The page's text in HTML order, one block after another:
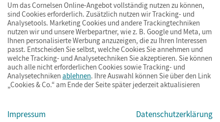
© Cornelsen Verlag 2026
ImpressumAGBDatenschutzBarrierefreiheitCookies & Co.
Um das Cornelsen Online-Angebot vollständig nutzen zu können,
sind Cookies erforderlich. Zusätzlich nutzen wir Tracking- und
Analysetools. Marketing Cookies und andere Trackingtechniken
nutzen wir und unsere Werbepartner, wie z. B. Google und Meta, um
Ihnen personalisierte Werbung anzuzeigen, die zu Ihren Interessen
passt. Entscheiden Sie selbst, welche Cookies Sie annehmen und
welche Tracking- und Analysetechniken Sie akzeptieren. Sie können
auch alle nicht erforderlichen Cookies sowie Tracking- und
Analysetechniken ablehnen. Ihre Auswahl können Sie über den Link
„Cookies & Co.“ am Ende der Seite später jederzeit aktualisieren
Impressum Datenschutzerklärung